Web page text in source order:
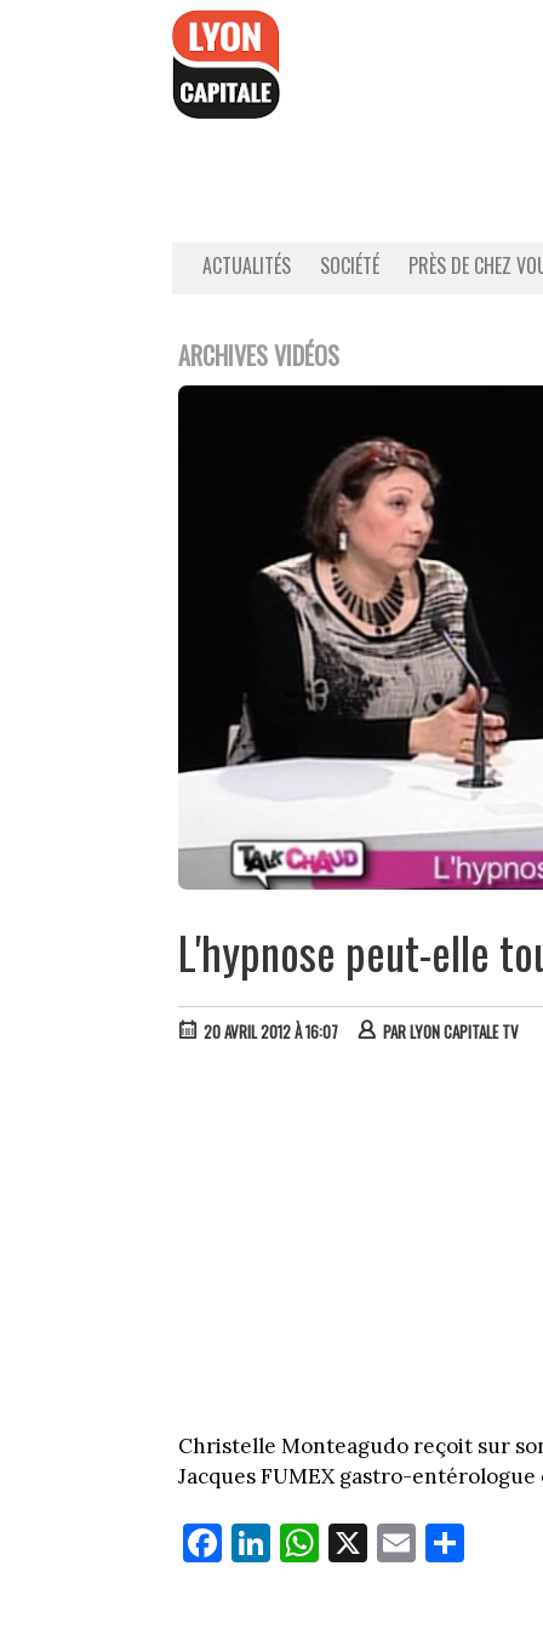
ACTUALITÉS SOCIÉTÉ PRÈS DE CHEZ
ARCHIVES VIDÉOS
L'hypnose peut-elle
20 AVRIL 2012 À 16:07 PARLYON CAPITALE TV
Christelle Monteagudo reçoit sur
Jacques FUMEX gastro-
Fa
ce
Li
nk
W
ha
X E
m